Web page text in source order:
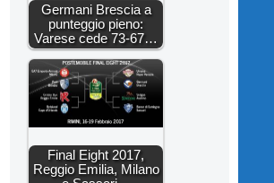
Germani Brescia a
punteggio pieno:
Varese cede 73-67…
Final Eight 2017,
Reggio Emilia, Milano